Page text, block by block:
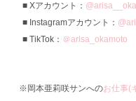
Xアカウント：
Instagramアカウント：
TikTok： ＠arisa_okamoto
※岡本亜莉咲サンへのお仕事(